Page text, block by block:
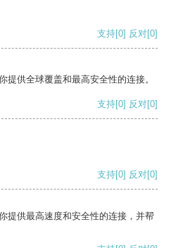
支持[0] 反对[0]
提供全球覆盖和最高安全性的连接。
支持[0] 反对[0]
支持[0] 反对[0]
提供最高速度和安全性的连接，并帮